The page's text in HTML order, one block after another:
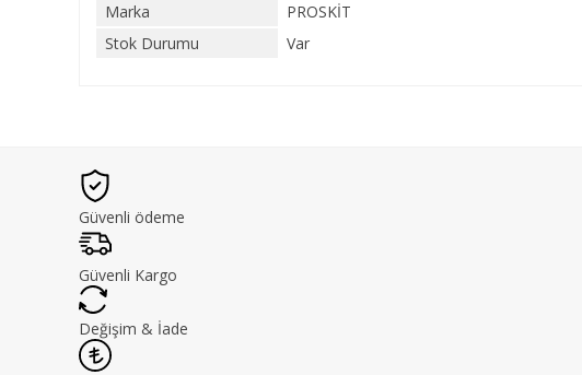
Marka
PROSKİT
Stok Durumu
Var
Güvenli ödeme
Güvenli Kargo
Değişim & İade